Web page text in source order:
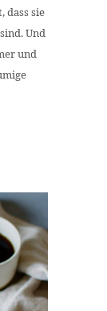
dass sie
Und
und